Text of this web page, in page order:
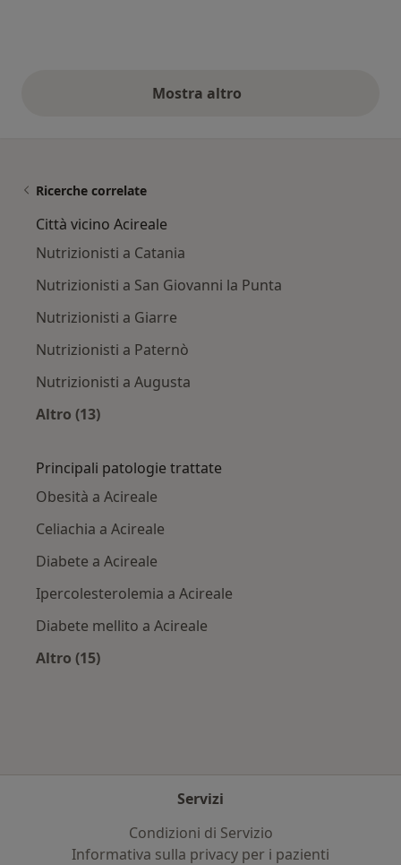
Mostra altroopinioni di cui sopra
Ricerche correlate
Città vicino Acireale
Nutrizionisti a Catania
Nutrizionisti a San Giovanni la Punta
Nutrizionisti a Giarre
Nutrizionisti a Paternò
Nutrizionisti a Augusta
Altro (13)
Principali patologie trattate
Obesità a Acireale
Celiachia a Acireale
Diabete a Acireale
Ipercolesterolemia a Acireale
Diabete mellito a Acireale
Altro (15)
Servizi
Condizioni di Servizio
Informativa sulla privacy per i pazienti